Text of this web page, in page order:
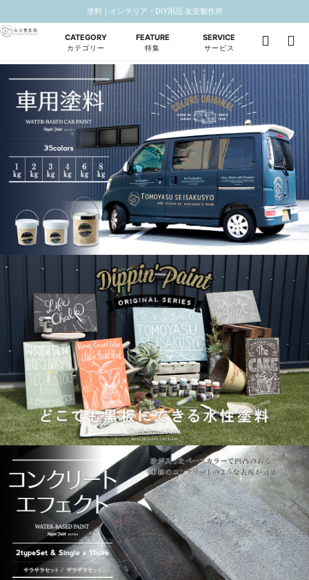
塗料｜インテリア・DIY用品 友安製作所
CATEGORY
カテゴリー
FEATURE
特集
SERVICE
サービス